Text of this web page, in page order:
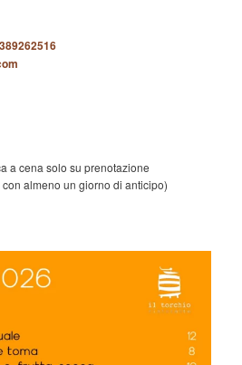
a cena solo su prenotazione
almeno un giorno di anticipo)